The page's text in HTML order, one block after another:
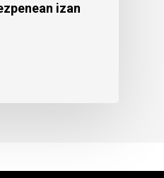
izan